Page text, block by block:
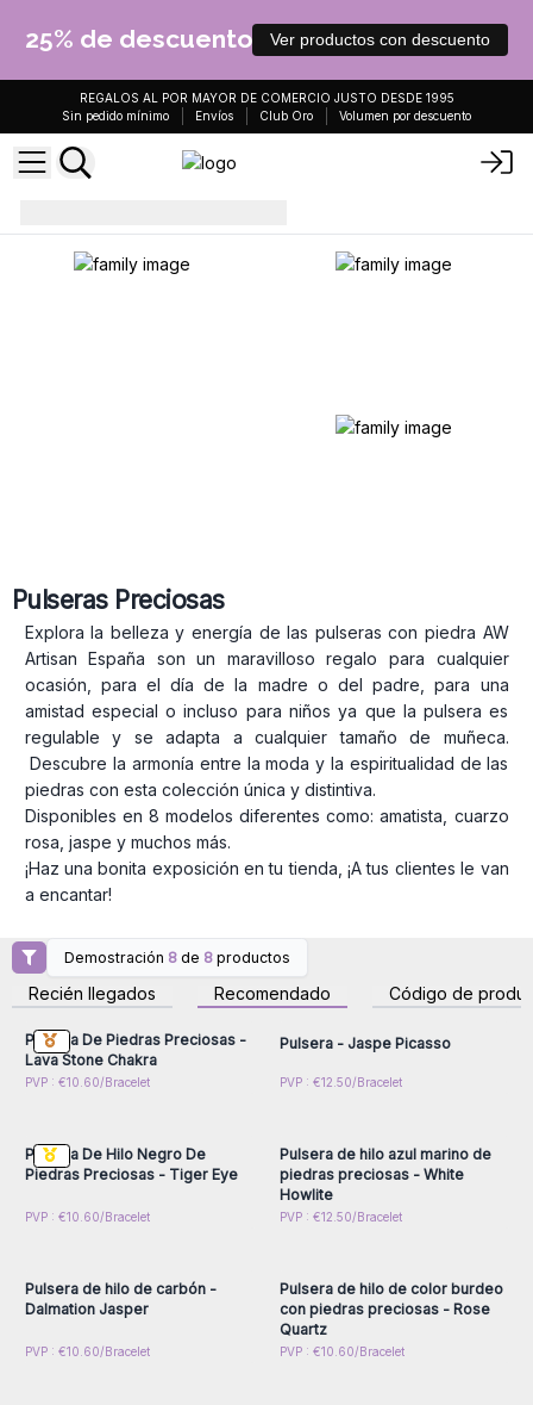
25% de descuento Ver productos con descuento
REGALOS AL POR MAYOR DE COMERCIO JUSTO DESDE 1995
Sin pedido mínimo
Envíos Club Oro Volumen por descuento
Pulseras Preciosas
Explora la belleza y energía de las pulseras con piedra AW
Artisan España son un maravilloso regalo para cualquier
ocasión, para el día de la madre o del padre, para una
amistad especial o incluso para niños ya que la pulsera es
regulable y se adapta a cualquier tamaño de muñeca.
Descubre la armonía entre la moda y la espiritualidad de las
piedras con esta colección única y distintiva.
Disponibles en 8 modelos diferentes como: amatista, cuarzo
rosa, jaspe y muchos más.
¡Haz una bonita exposición en tu tienda, ¡A tus clientes le van
a encantar!
Demostración 8 de 8 productos
Recién llegados Recomendado Código de
Inicie sesión o regístrese
para obtener precios al
por mayor
Pulsera De Piedras Preciosas -
Lava Stone Chakra
PVP : €10.60/Bracelet
para obtener precios al
por mayor
Pulsera - Jaspe Picasso
PVP : €12.50/Bracelet
Inicie sesión o regístrese
Pulsera De Hilo Negro De
Piedras Preciosas - Tiger Eye
PVP : €10.60/Bracelet
Inicie sesión o regístrese
Pulsera de hilo azul marino de
piedras preciosas - White
Howlite
PVP : €12.50/Bracelet
Inicie sesión o regístrese
Pulsera de hilo de carbón -
Dalmation Jasper
PVP : €10.60/Bracelet
Inicie sesión o regístrese
Pulsera de hilo de color burdeo
con piedras preciosas - Rose
Quartz
PVP : €10.60/Bracelet
Inicie sesión o regístrese
Inicie sesión o regístrese